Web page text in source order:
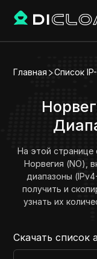
Главная Список
На этой
Норвегия (NO),
диапазоны
получить и
узнать их
Скачать список